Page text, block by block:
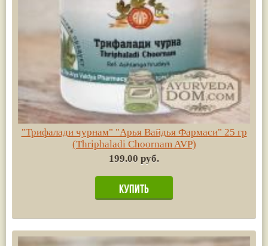
"Трифалади чурнам" "Арья Вайдья Фармаси" 25 гр
(Thriphaladi Choornam AVP)
199.00 руб.